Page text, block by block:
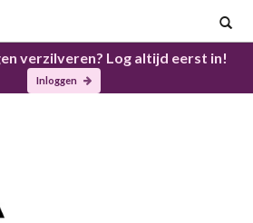
verzilveren? Log altijd eerst in!
Inloggen